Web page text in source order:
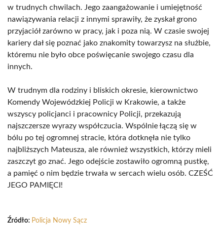
w trudnych chwilach. Jego zaangażowanie i umiejętność
nawiązywania relacji z innymi sprawiły, że zyskał grono
przyjaciół zarówno w pracy, jak i poza nią. W czasie swojej
kariery dał się poznać jako znakomity towarzysz na służbie,
któremu nie było obce poświęcanie swojego czasu dla
innych.
W trudnym dla rodziny i bliskich okresie, kierownictwo
Komendy Wojewódzkiej Policji w Krakowie, a także
wszyscy policjanci i pracownicy Policji, przekazują
najszczersze wyrazy współczucia. Wspólnie łączą się w
bólu po tej ogromnej stracie, która dotknęła nie tylko
najbliższych Mateusza, ale również wszystkich, którzy mieli
zaszczyt go znać. Jego odejście zostawiło ogromną pustkę,
a pamięć o nim będzie trwała w sercach wielu osób. CZEŚĆ
JEGO PAMIĘCI!
Źródło: Policja Nowy Sącz